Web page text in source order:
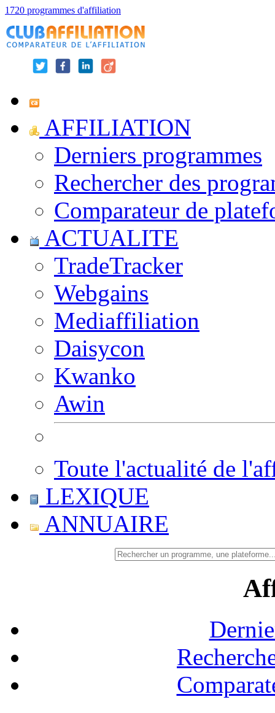
1720 programmes d'affiliation
AFFILIATION
Derniers programmes
Rechercher des
Comparateur de
ACTUALITE
TradeTracker
Webgains
Mediaffiliation
Daisycon
Kwanko
Awin
Toute l'actualité de
LEXIQUE
ANNUAIRE